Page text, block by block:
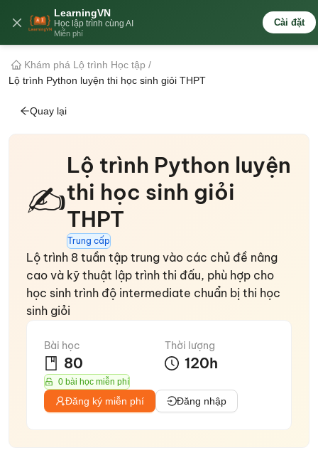
LearningVN
Học lập trình cùng AI
Miễn phí
Cài đặt
🇻🇳
Khám phá Lộ trình Học tập /
Lộ trình Python luyện thi học sinh giỏi THPT
Quay lại
✍️
Lộ trình Python luyện
thi học sinh giỏi
THPT
Trung cấp
Lộ trình 8 tuần tập trung vào các chủ đề nâng
cao và kỹ thuật lập trình thi đấu, phù hợp cho
học sinh trình độ intermediate chuẩn bị thi học
sinh giỏi
Bài học
80
Thời lượng
120h
0 bài học miễn phí
Đăng ký miễn phí Đăng nhập